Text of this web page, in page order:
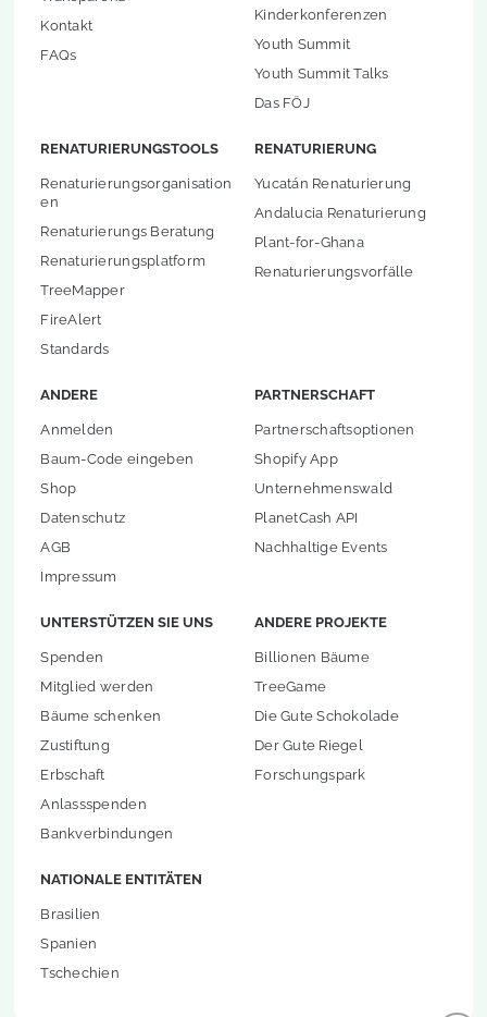
Kontakt
FAQs
Kinderkonferenzen
Youth Summit
Youth Summit Talks
Das FÖJ
RENATURIERUNGSTOOLS
Renaturierungsorganisation
en
Renaturierungs Beratung
Renaturierungsplatform
TreeMapper
FireAlert
Standards
RENATURIERUNG
Yucatán Renaturierung
Andalucia Renaturierung
Plant-for-Ghana
Renaturierungsvorfälle
ANDERE
Anmelden
Baum-Code eingeben
Shop
Datenschutz
AGB
Impressum
PARTNERSCHAFT
Partnerschaftsoptionen
Shopify App
Unternehmenswald
PlanetCash API
Nachhaltige Events
UNTERSTÜTZEN SIE UNS
Spenden
Mitglied werden
Bäume schenken
Zustiftung
Erbschaft
Anlassspenden
Bankverbindungen
ANDERE PROJEKTE
Billionen Bäume
TreeGame
Die Gute Schokolade
Der Gute Riegel
Forschungspark
NATIONALE ENTITÄTEN
Brasilien
Spanien
Tschechien